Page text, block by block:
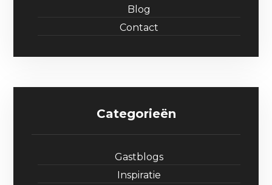
Blog
Contact
Categorieën
Gastblogs
Inspiratie